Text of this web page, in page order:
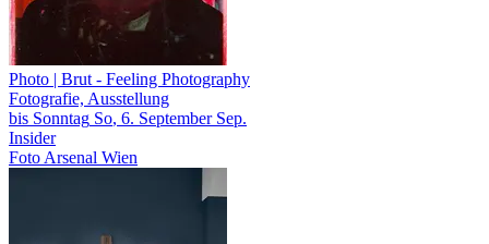
Photo | Brut - Feeling Photography
Fotografie, Ausstellung
bis Sonntag So, 6. September Sep.
Insider
Foto Arsenal Wien